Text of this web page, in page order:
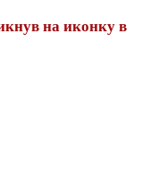
на иконку в